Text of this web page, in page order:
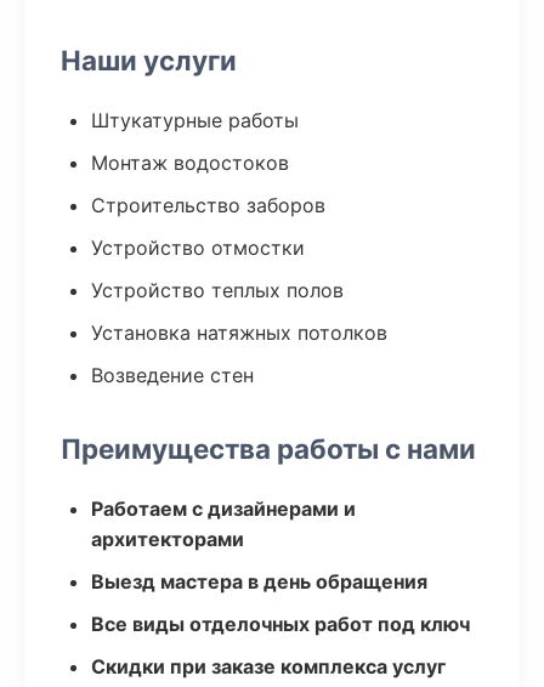
Наши услуги
Штукатурные работы
Монтаж водостоков
Строительство заборов
Устройство отмостки
Устройство теплых полов
Установка натяжных потолков
Возведение стен
Преимущества работы с нами
Работаем с дизайнерами и
архитекторами
Выезд мастера в день обращения
Все виды отделочных работ под ключ
Скидки при заказе комплекса услуг